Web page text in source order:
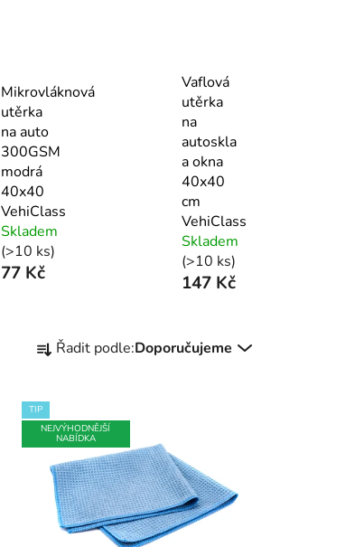
Mikrovláknová
utěrka
na auto
300GSM
modrá
40x40
VehiClass
Skladem
(>10 ks)
77 Kč
Vaflová
utěrka
na
autoskla
a okna
40x40
cm
VehiClass
Skladem
(>10 ks)
147 Kč
a
e
n
í
Řadit podle:Doporučujeme
TIP
NEJVÝHODNĚJŠÍ
NABÍDKA